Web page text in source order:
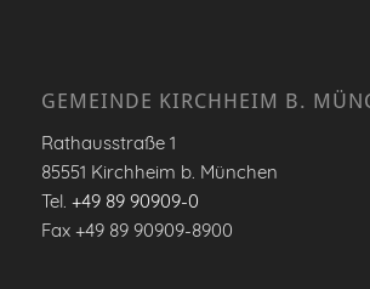
GEMEINDE KIRCHHEIM B.
Rathausstraße 1
85551 Kirchheim b. München
Tel. +49 89 90909-0
Fax +49 89 90909-8900